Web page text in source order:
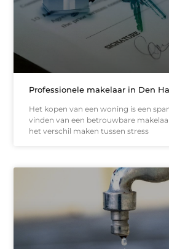
Professionele makelaar in Den
Het kopen van een woning is een
vinden van een betrouwbare
het verschil maken tussen stress